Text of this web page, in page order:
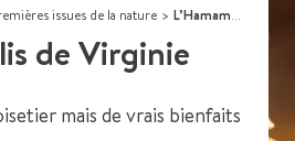
issues de la nature > L’Hamamélis de Virginie
de Virginie
mais de vrais bienfaits